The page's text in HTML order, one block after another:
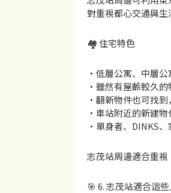
對重視都心交通與生
🏘 住宅特色
・低層公寓、中層
・雖然有屋齡較久
・翻新物件也可找
・車站附近的新建
・單身者、DINKS
志茂站周邊適合重視
🎯 6. 志茂站適合這些